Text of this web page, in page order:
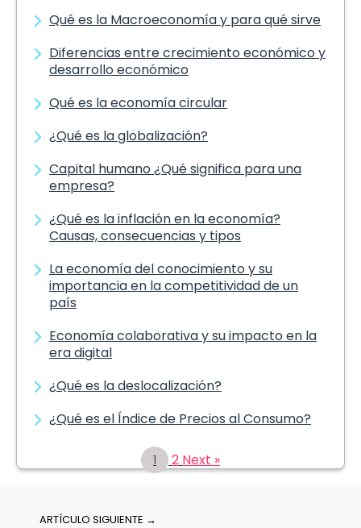
Qué es la Macroeconomía y para qué sirve
Diferencias entre crecimiento económico y
desarrollo económico
Qué es la economía circular
¿Qué es la globalización?
Capital humano ¿Qué significa para una
empresa?
¿Qué es la inflación en la economía?
Causas, consecuencias y tipos
La economía del conocimiento y su
importancia en la competitividad de un
país
Economía colaborativa y su impacto en la
era digital
¿Qué es la deslocalización?
¿Qué es el Índice de Precios al Consumo?
1 2 Next »
ARTÍCULO SIGUIENTE →